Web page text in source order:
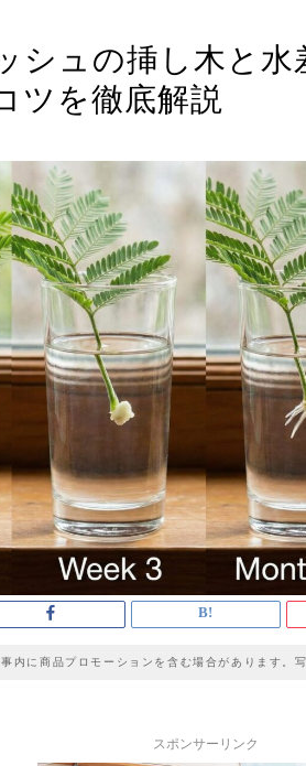
シュの挿し木と水
ツを徹底解説
内に商品プロモーションを含む場合があります。
スポンサーリンク